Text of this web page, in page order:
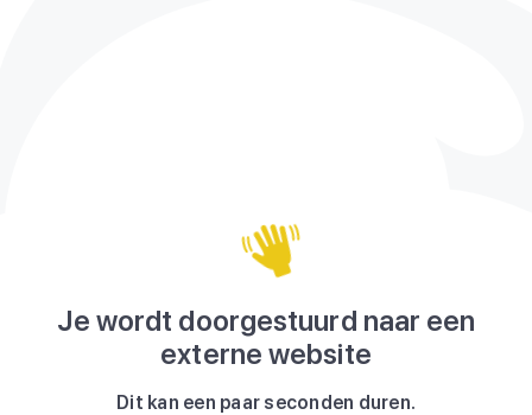
Je wordt doorgestuurd naar een
externe website
Dit kan een paar seconden duren.